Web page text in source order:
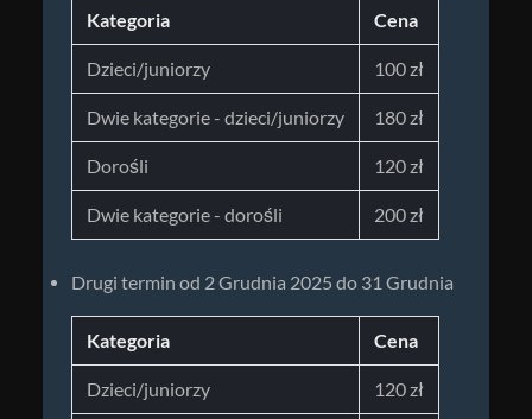
Kategoria Cena
Dzieci/juniorzy 100 zł
Dwie kategorie - dzieci/juniorzy 180 zł
Dorośli 120 zł
Dwie kategorie - dorośli 200 zł
Drugi termin od 2 Grudnia 2025 do 31 Grudnia
Kategoria Cena
Dzieci/juniorzy 120 zł